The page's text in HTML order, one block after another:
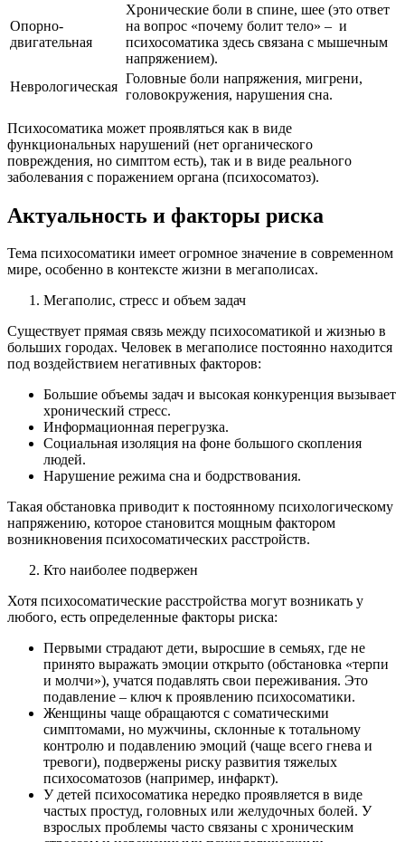
Опорно-
двигательная
Хронические боли в спине, шее (это ответ
на вопрос «почему болит тело» – и
психосоматика здесь связана с мышечным
напряжением).
Неврологическая
Головные боли напряжения, мигрени,
головокружения, нарушения сна.
Психосоматика может проявляться как в виде
функциональных нарушений (нет органического
повреждения, но симптом есть), так и в виде реального
заболевания с поражением органа (психосоматоз).
Актуальность и факторы риска
Тема психосоматики имеет огромное значение в современном
мире, особенно в контексте жизни в мегаполисах.
Мегаполис, стресс и объем задач
Существует прямая связь между психосоматикой и жизнью в
больших городах. Человек в мегаполисе постоянно находится
под воздействием негативных факторов:
Большие объемы задач и высокая конкуренция вызывает
хронический стресс.
Информационная перегрузка.
Социальная изоляция на фоне большого скопления
людей.
Нарушение режима сна и бодрствования.
Такая обстановка приводит к постоянному психологическому
напряжению, которое становится мощным фактором
возникновения психосоматических расстройств.
Кто наиболее подвержен
Хотя психосоматические расстройства могут возникать у
любого, есть определенные факторы риска:
Первыми страдают дети, выросшие в семьях, где не
принято выражать эмоции открыто (обстановка «терпи
и молчи»), учатся подавлять свои переживания. Это
подавление – ключ к проявлению психосоматики.
Женщины чаще обращаются с соматическими
симптомами, но мужчины, склонные к тотальному
контролю и подавлению эмоций (чаще всего гнева и
тревоги), подвержены риску развития тяжелых
психосоматозов (например, инфаркт).
У детей психосоматика нередко проявляется в виде
частых простуд, головных или желудочных болей. У
взрослых проблемы часто связаны с хроническим